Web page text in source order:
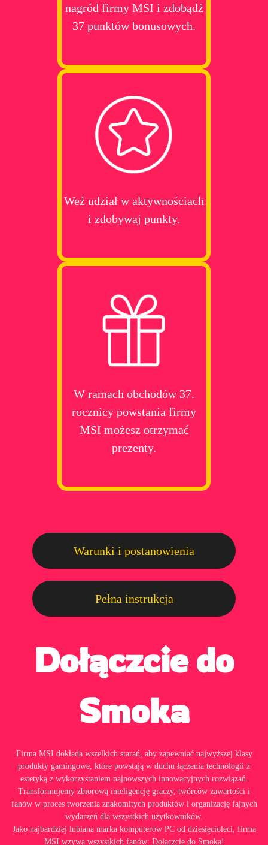
nagród firmy MSI i zdobądź
37 punktów bonusowych.
Weź udział w aktywnościach
i zdobywaj punkty.
W ramach obchodów 37.
rocznicy powstania firmy
MSI możesz otrzymać
prezenty.
Warunki i postanowienia
Pełna instrukcja
Dołączcie do
Smoka
Firma MSI dokłada wszelkich starań, aby zapewniać najwyższej klasy
produkty gamingowe, które powstają w duchu łączenia technologii z
estetyką z wykorzystaniem najnowszych innowacyjnych rozwiązań.
Transformujemy zbiorową inteligencję graczy, twórców zawartości i
fanów w proces tworzenia znakomitych produktów i organizację fajnych
wydarzeń dla wszystkich użytkowników.
Jako najbardziej lubiana marka komputerów PC od dziesięcioleci, firma
MSI wzywa wszystkich fanów: Dołączcie do Smoka!